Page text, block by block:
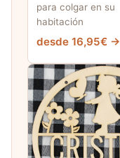
para colgar en su
habitación
desde 16,95€ →